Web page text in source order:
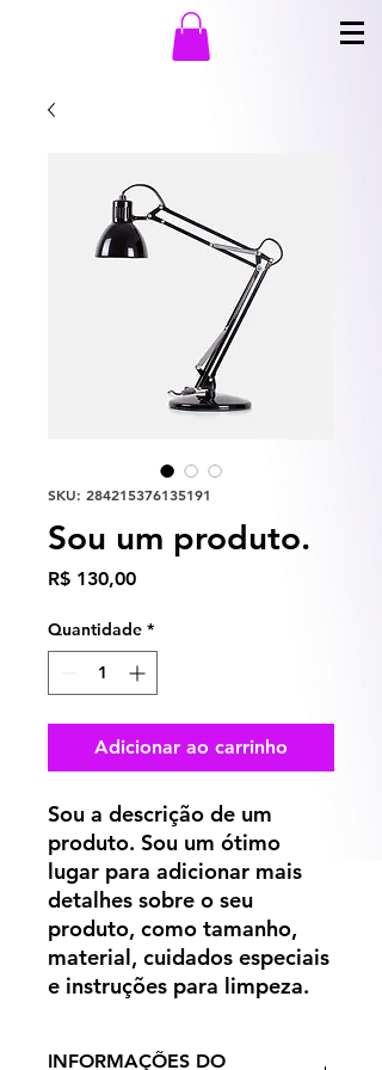
SKU: 284215376135191
Sou um produto.
R$ 130,00Preço
Quantidade *
Adicionar ao carrinho
Sou a descrição de um
produto. Sou um ótimo
lugar para adicionar mais
detalhes sobre o seu
produto, como tamanho,
material, cuidados especiais
e instruções para limpeza.
INFORMAÇÕES DO